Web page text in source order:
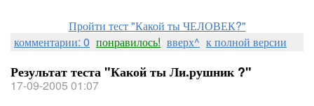
Пройти тест "Какой ты ЧЕЛОВЕК?"
комментарии: 0 понравилось! вверх^ к полной версии
Результат теста "Какой ты Ли.рушник ?"
17-09-2005 01:07